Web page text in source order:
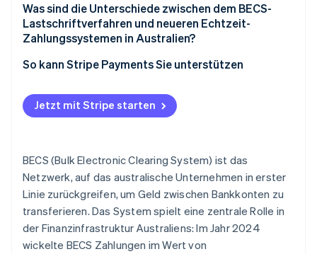
Was sind die Unterschiede zwischen dem BECS-
Lastschriftverfahren und neueren Echtzeit-
Zahlungssystemen in Australien?
So kann Stripe Payments Sie unterstützen
Jetzt mit Stripe starten
BECS (Bulk Electronic Clearing System) ist das
Netzwerk, auf das australische Unternehmen in erster
Linie zurückgreifen, um Geld zwischen Bankkonten zu
transferieren. Das System spielt eine zentrale Rolle in
der Finanzinfrastruktur Australiens: Im Jahr 2024
wickelte BECS Zahlungen im Wert von